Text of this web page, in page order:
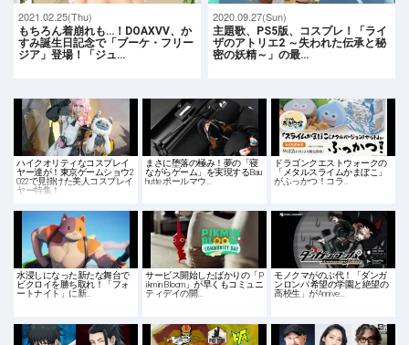
2021.02.25(Thu)
もちろん着崩れも…！DOAXVV、か
すみ誕生日記念で「ブーケ・フリー
ジア」登場！「ジュ…
2020.09.27(Sun)
主題歌、PS5版、コスプレ！「ライ
ザのアトリエ2 ～失われた伝承と秘
密の妖精～」の最…
ハイクオリティなコスプレイ
ヤー達が！東京ゲームショウ2
022で見掛けた美人コスプレイ
ヤー特集！
まさに堕落の極み！夢の「寝
ながらゲーム」を実現するBau
hutte ポールマウ…
ドラゴンクエストウォークの
「メタルスライムかまぼこ」
がふっかつ！コラ…
水浸しになった新たな舞台で
ビクロイを勝ち取れ！「フォ
ートナイト」に新…
サービス開始したばかりの「P
ikmin Bloom」が早くもコミュニ
ティデイの開…
モノクマがのぶ代！「ダンガ
ンロンパ 希望の学園と絶望の
高校生」がAnnive…